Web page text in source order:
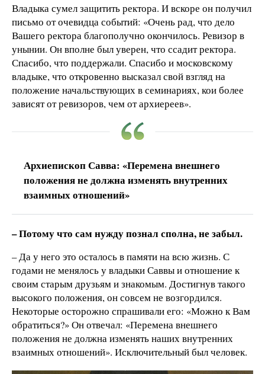
Владыка сумел защитить ректора. И вскоре он получил
письмо от очевидца событий: «Очень рад, что дело
Вашего ректора благополучно окончилось. Ревизор в
унынии. Он вполне был уверен, что ссадит ректора.
Спасибо, что поддержали. Спасибо и московскому
владыке, что откровенно высказал свой взгляд на
положение начальствующих в семинариях, кои более
зависят от ревизоров, чем от архиереев».
Архиепископ Савва: «Перемена внешнего
положения не должна изменять внутренних
взаимных отношений»
– Потому что сам нужду познал сполна, не забыл.
– Да у него это осталось в памяти на всю жизнь. С
годами не менялось у владыки Саввы и отношение к
своим старым друзьям и знакомым. Достигнув такого
высокого положения, он совсем не возгордился.
Некоторые осторожно спрашивали его: «Можно к Вам
обратиться?» Он отвечал: «Перемена внешнего
положения не должна изменять наших внутренних
взаимных отношений». Исключительный был человек.